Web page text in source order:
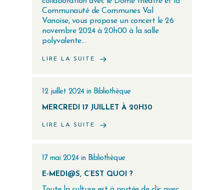
Communauté de Communes Val
Vanoise, vous propose un concert le 26
novembre 2024 à 20h00 à la salle
polyvalente…
LIRE LA SUITE
12 juillet 2024in Bibliothèque
MERCREDI 17 JUILLET À 20H30
LIRE LA SUITE
17 mai 2024in Bibliothèque
E-MEDI@S, C’EST QUOI ?